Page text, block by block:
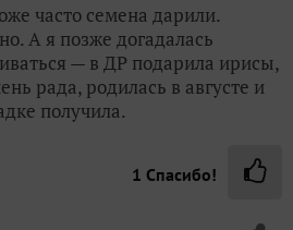
часто семена дарили.
А я позже догадалась
— в ДР подарила ирисы,
рада, родилась в августе и
получила.
1 Спасибо!